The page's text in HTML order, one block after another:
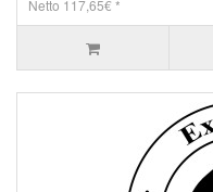
Netto 117,65€ *